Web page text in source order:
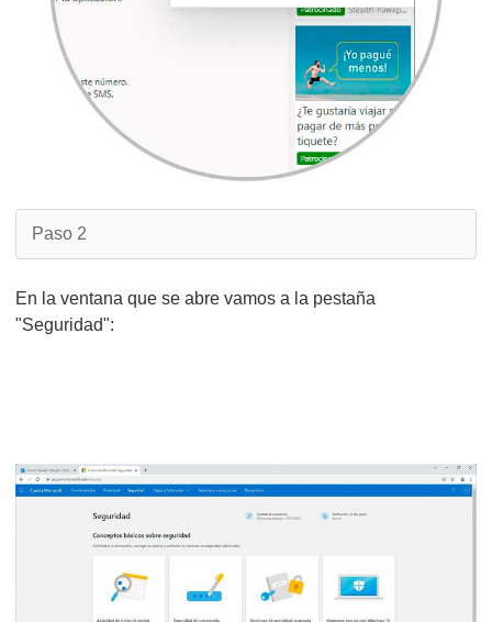
Paso 2
En la ventana que se abre vamos a la pestaña
"Seguridad":